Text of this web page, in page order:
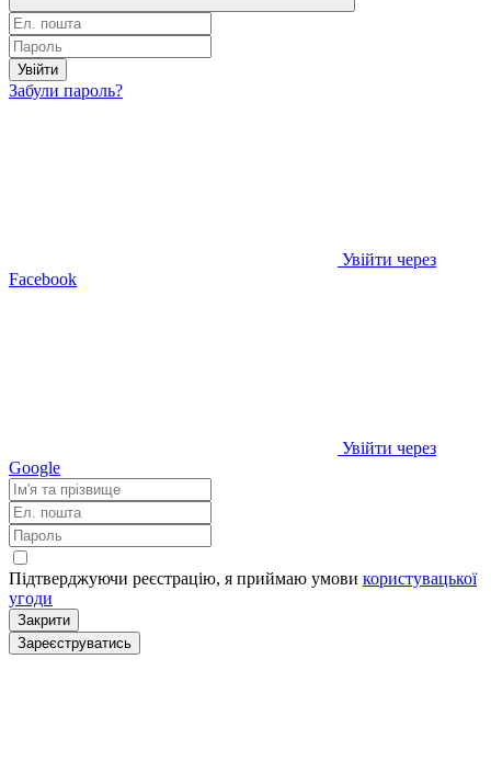
Увійти
Забули пароль?
Увійти через
Facebook
Увійти через
Google
Підтверджуючи реєстрацію, я приймаю умови користувацької
угоди
Закрити
Зареєструватись